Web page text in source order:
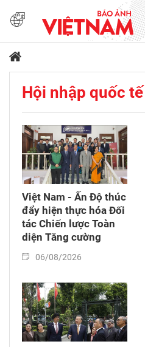
Hội nhập quốc tế
Việt Nam - Ấn Độ thúc
đẩy hiện thực hóa Đối
tác Chiến lược Toàn
diện Tăng cường
06/08/2026